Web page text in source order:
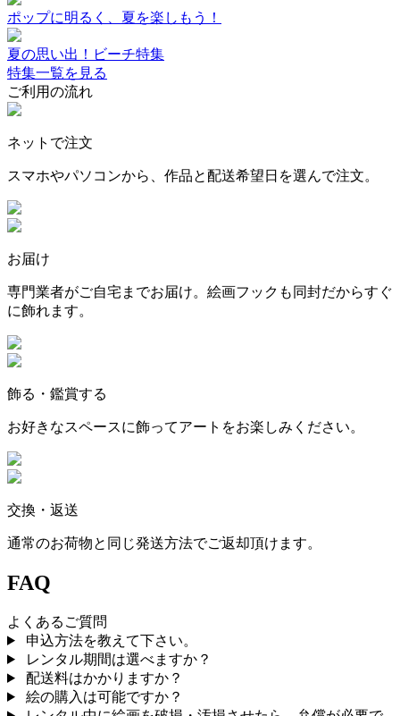
ポップに明るく、夏を楽しもう！
夏の思い出！ビーチ特集
特集一覧を見る
ご利用の流れ
ネットで注文
スマホやパソコンから、作品と配送希望日を選んで注文。
お届け
専門業者がご自宅までお届け。絵画フックも同封だからすぐ
に飾れます。
飾る・鑑賞する
お好きなスペースに飾ってアートをお楽しみください。
交換・返送
通常のお荷物と同じ発送方法でご返却頂けます。
FAQ
よくあるご質問
申込方法を教えて下さい。
レンタル期間は選べますか？
配送料はかかりますか？
絵の購入は可能ですか？